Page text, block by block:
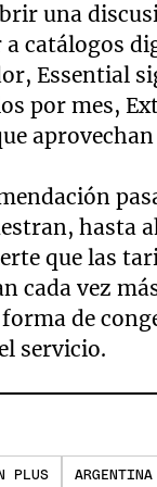
una
catálogos
Essential
por mes,
hasta
que las
cada vez
de
servicio.
PLUS ARGENTINA